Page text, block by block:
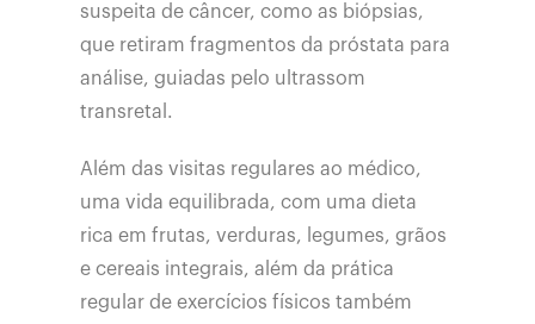
suspeita de câncer, como as biópsias,
que retiram fragmentos da próstata para
análise, guiadas pelo ultrassom
transretal.
Além das visitas regulares ao médico,
uma vida equilibrada, com uma dieta
rica em frutas, verduras, legumes, grãos
e cereais integrais, além da prática
regular de exercícios físicos também